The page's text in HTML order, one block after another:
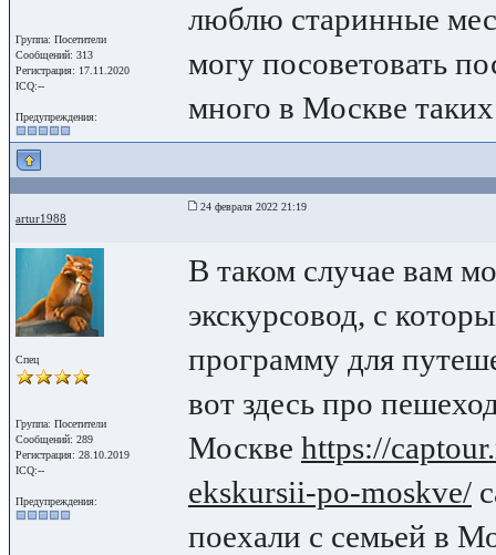
Группа: Посетители
Сообщений: 313
Регистрация: 17.11.2020
ICQ:--
Предупреждения:
люблю старинные
могу посоветовать
много в Москве
artur1988
24 февраля 2022 21:19
Спец
Группа: Посетители
Сообщений: 289
Регистрация: 28.10.2019
ICQ:--
Предупреждения:
В таком случае вам
экскурсовод, с
программу для
вот здесь про
Москве https://
ekskursii-po-moskve/
поехали с семьей в